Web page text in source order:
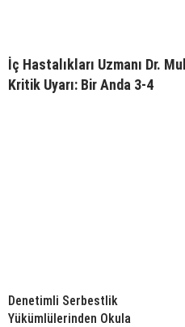
İç Hastalıkları Uzmanı Dr.
Kritik Uyarı: Bir Anda 3-4
Denetimli Serbestlik
Yükümlülerinden Okula